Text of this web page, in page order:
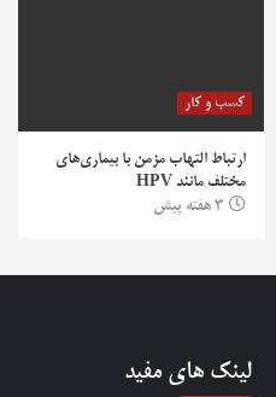
کسب و کار
ارتباط التهاب مزمن با بیماری‌های
مختلف مانند HPV
3 هفته پیش
لینک های مفید